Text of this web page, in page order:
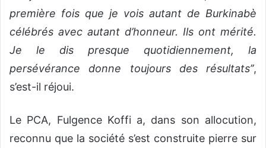
première fois que je vois autant de Burkinabè
célébrés avec autant d’honneur. Ils ont mérité.
Je le dis presque quotidiennement, la
persévérance donne toujours des résultats’’,
s’est-il réjoui.
Le PCA, Fulgence Koffi a, dans son allocution,
reconnu que la société s’est construite pierre sur